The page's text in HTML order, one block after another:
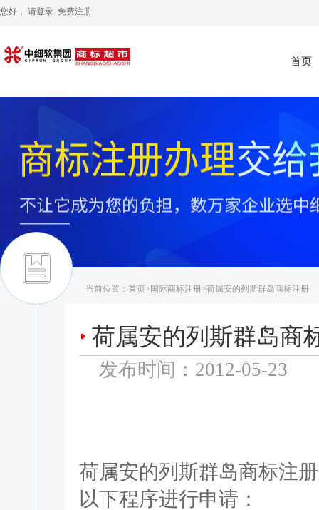
您好， 请登录 免费注册
首页
当前位置： 首页> 国际商标注册>荷属安的列斯群岛商标注册
荷属安的列斯群岛商
发布时间：2012-05-23
荷属安的列斯群岛商标注
以下程序进行申请：